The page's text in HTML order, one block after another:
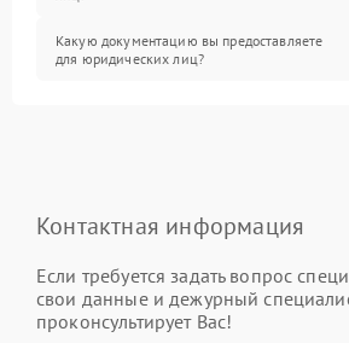
Какую документацию вы предоставляете
для юридических лиц?
Контактная информация
Если требуется задать вопрос
свои данные и дежурный
проконсультирует Вас!